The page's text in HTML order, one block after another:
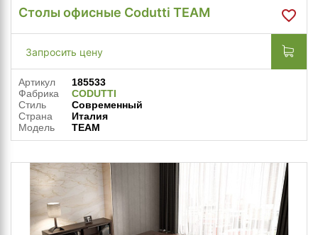
Столы офисные Codutti TEAM
Запросить цену
Артикул
185533
Фабрика
CODUTTI
Стиль
Современный
Страна
Италия
Модель
TEAM